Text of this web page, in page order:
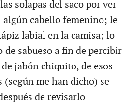
solapas del saco por ver
algún cabello femenino; le
labial en la camisa; lo
de sabueso a fin de percibir
jabón chiquito, de esos
(según me han dicho) se
de revisarlo